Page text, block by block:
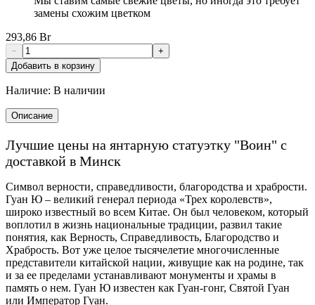
замены схожим цветком
293,86 Br
−
+
Добавить в корзину
Наличие: В наличии
Описание
Лучшие цены на янтарную статуэтку "Воин" с
доставкой в Минск
Символ верности, справедливости, благородства и храбрости.
Гуан Ю – великий генерал периода «Трех королевств»,
широко известный во всем Китае. Он был человеком, который
воплотил в жизнь национальные традиции, развил такие
понятия, как Верность, Справедливость, Благородство и
Храбрость. Вот уже целое тысячелетие многочисленные
представители китайской нации, живущие как на родине, так
и за ее пределами устанавливают монументы и храмы в
память о нем. Гуан Ю известен как Гуан-гонг, Святой Гуан
или Император Гуан.